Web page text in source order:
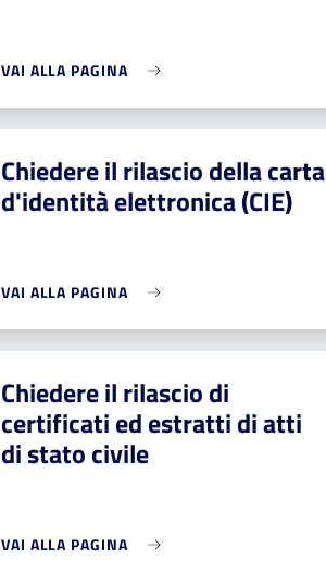
VAI ALLA PAGINA
Chiedere il rilascio della carta
d'identità elettronica (CIE)
VAI ALLA PAGINA
Chiedere il rilascio di
certificati ed estratti di atti
di stato civile
VAI ALLA PAGINA